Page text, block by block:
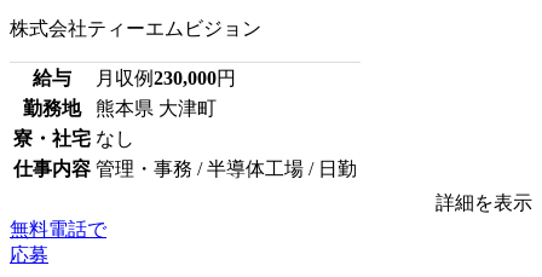
株式会社ティーエムビジョン
給与 月収例230,000円
勤務地
熊本県 大津町
寮・社宅 なし
仕事内容 管理・事務 / 半導体工場 / 日勤
詳細を表示
無料電話で
応募